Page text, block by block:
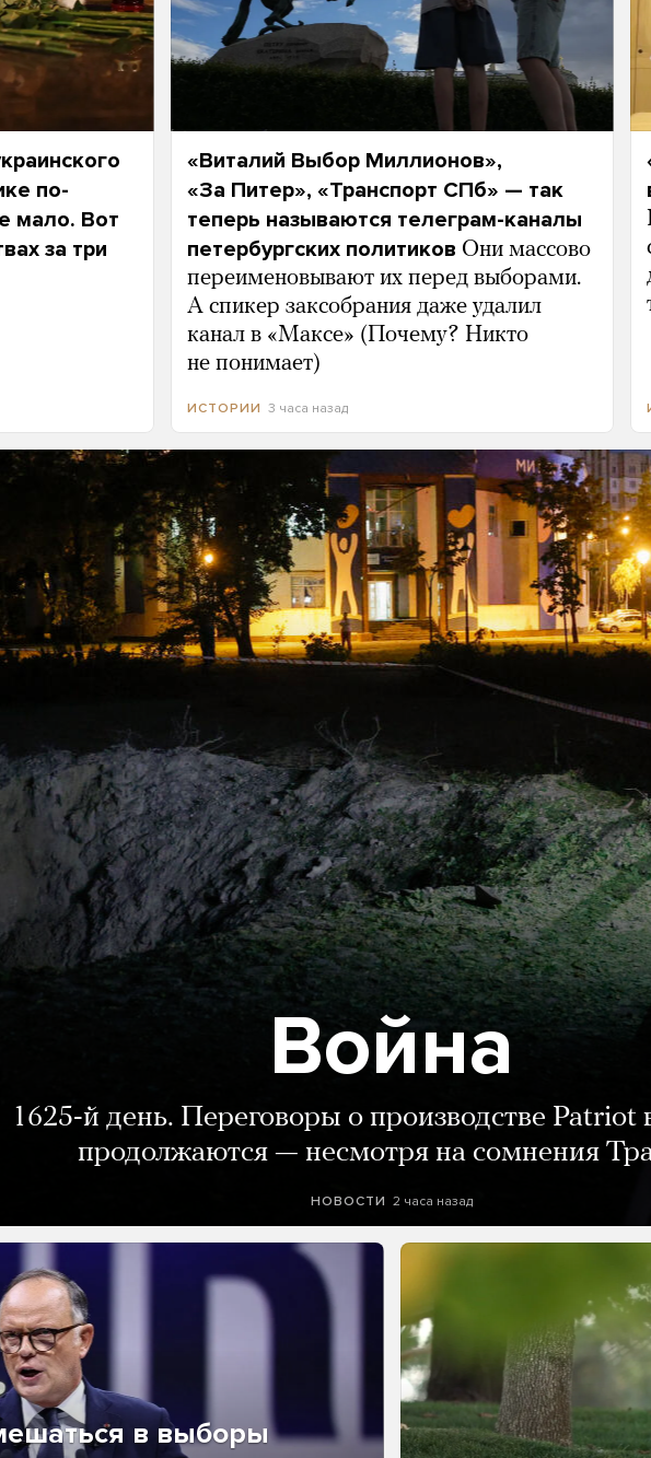
по-
мало. Вот
за три
«Виталий Выбор Миллионов»,
«За Питер», «Транспорт СПб» — так
теперь называются телеграм-каналы
петербургских политиков Они массово
переименовывают их перед выборами.
А спикер заксобрания даже удалил
канал в «Максе» (Почему? Никто
не понимает)
ИСТОРИИ 3 часа назад
Война
1625-й день. Переговоры о производстве Patriot
продолжаются — несмотря на сомнения
НОВОСТИ 2 часа назад
в выборы